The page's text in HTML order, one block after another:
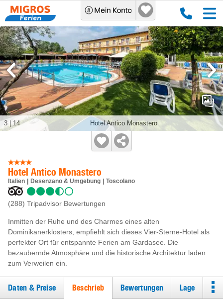
Hotel Antico Monastero
Italien Desenzano & Umgebung Toscolano
(288) Tripadvisor Bewertungen
Inmitten der Ruhe und des Charmes eines alten
Dominikanerklosters, empfiehlt sich dieses Vier-Sterne-Hotel als
perfekter Ort für entspannte Ferien am Gardasee. Die
bezaubernde Atmosphäre und die historische Architektur laden
zum Verweilen ein.
Hotel Antico Monastero
3 |14
Daten & Preise Beschrieb Bewertungen Lage